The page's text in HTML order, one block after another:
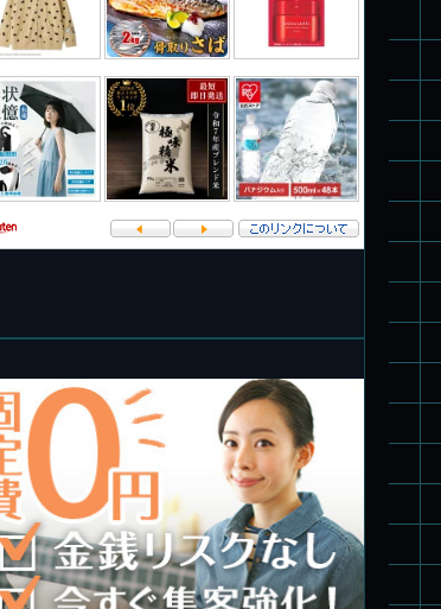
組塗装★PLAMAX 1/24 ストライクドッグ